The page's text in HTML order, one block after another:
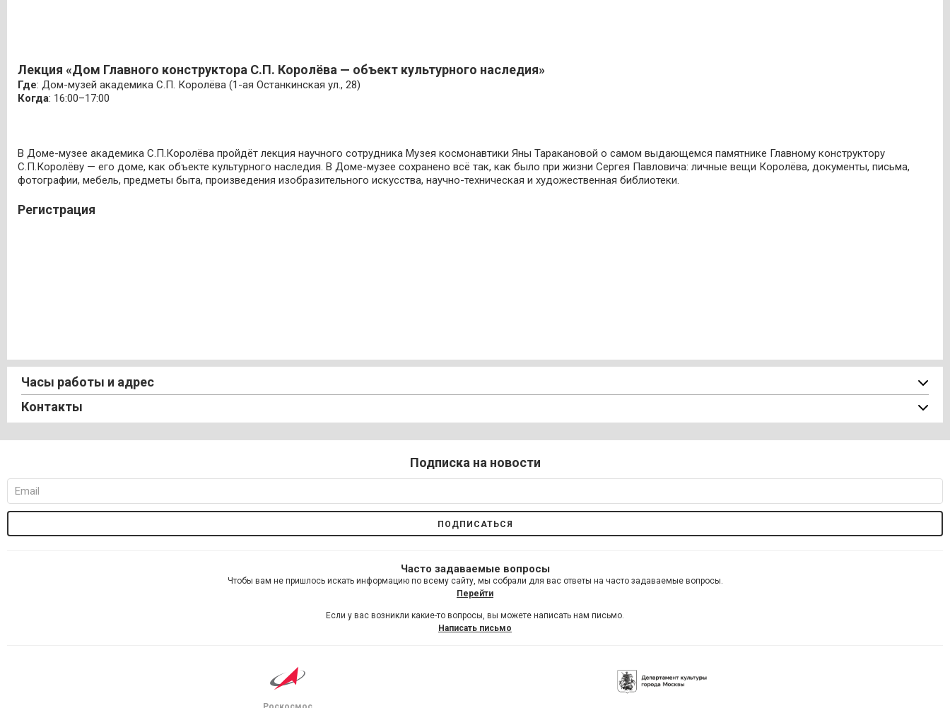
Лекция «Дом Главного конструктора С.П. Королёва — объект культурного наследия»
Где: Дом-музей академика С.П. Королёва (1-ая Останкинская ул., 28)
Когда: 16:00–17:00
В Доме-музее академика С.П.Королёва пройдёт лекция научного сотрудника Музея космонавтики Яны Таракановой о самом выдающемся памятнике Главному конструктору
С.П.Королёву — его доме, как объекте культурного наследия. В Доме-музее сохранено всё так, как было при жизни Сергея Павловича: личные вещи Королёва, документы, письма,
фотографии, мебель, предметы быта, произведения изобразительного искусства, научно-техническая и художественная библиотеки.
Регистрация
Часы работы и адрес
Контакты
Подписка на новости
Часто задаваемые вопросы
Чтобы вам не пришлось искать информацию по всему сайту, мы собрали для вас ответы на часто задаваемые вопросы.
Перейти
Если у вас возникли какие-то вопросы, вы можете написать нам письмо.
Написать письмо